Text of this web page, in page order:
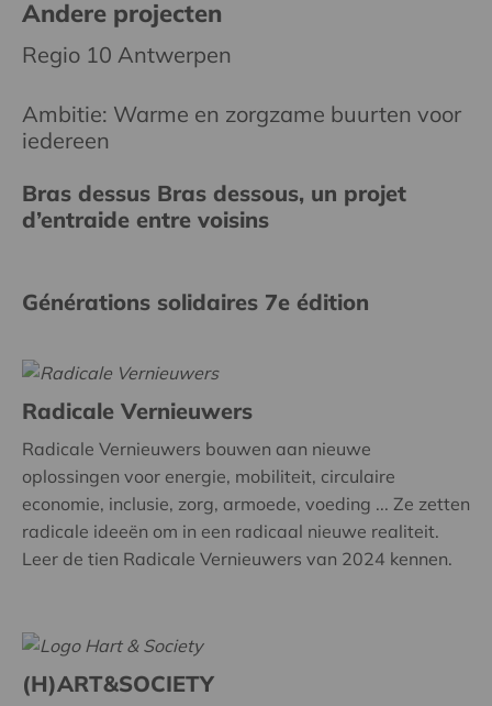
Andere projecten
Regio 10 Antwerpen
Ambitie: Warme en zorgzame buurten voor
iedereen
Bras dessus Bras dessous, un projet
d’entraide entre voisins
Générations solidaires 7e édition
Radicale Vernieuwers
Radicale Vernieuwers bouwen aan nieuwe
oplossingen voor energie, mobiliteit, circulaire
economie, inclusie, zorg, armoede, voeding ... Ze zetten
radicale ideeën om in een radicaal nieuwe realiteit.
Leer de tien Radicale Vernieuwers van 2024 kennen.
(H)ART&SOCIETY